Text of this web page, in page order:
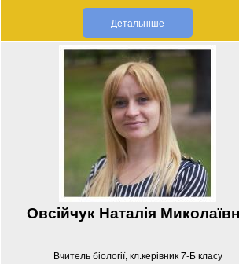
Детальніше
Овсійчук Наталія
Вчитель біології, кл.керівник 7-Б класу